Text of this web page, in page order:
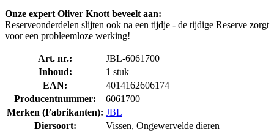
Onze expert Oliver Knott beveelt aan:
Reserveonderdelen slijten ook na een tijdje - de tijdige Reserve zorgt
voor een probleemloze werking!
Art. nr.:
JBL-6061700
Inhoud:
1 stuk
EAN:
4014162606174
Producentnummer:
6061700
Merken (Fabrikanten): JBL
Diersoort:
Vissen, Ongewervelde dieren